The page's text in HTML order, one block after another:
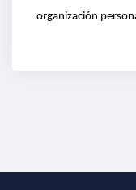
organización